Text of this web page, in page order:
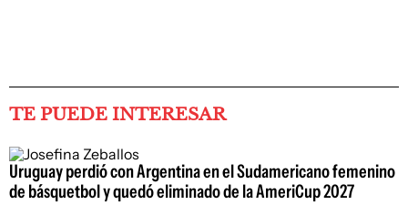
TE PUEDE INTERESAR
Uruguay perdió con Argentina en el Sudamericano femenino
de básquetbol y quedó eliminado de la AmeriCup 2027